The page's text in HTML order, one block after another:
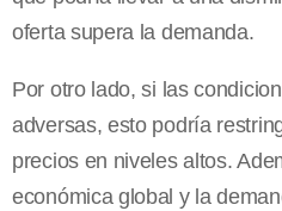
oferta supera la demanda.
Por otro lado, si las
adversas, esto podría
precios en niveles altos.
económica global y la